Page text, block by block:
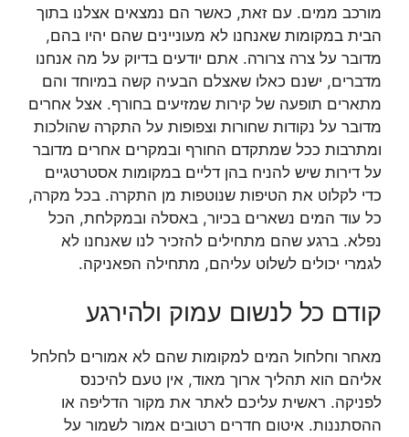
מורכב ממים. עם זאת, כאשר הם נמצאים אצלנו בתוך
הבית במקומות שאנחנו לא מעוניינים שהם יהיו בהם,
מדובר על צרה צרורה. אתם יודעים בדיוק על מה אנחנו
מדברים, ישנם כאלו שאצלם הבעיה קשה במיוחד והם
מתארים תופעה של קירות שמזיעים בחורף. אצל אחרים
מדובר על נקודות שחורות וצפופות על התקרה שהולכות
ומתרבות ככל שמתקדם החורף ובמקרים אחרים מדובר
על דירות שיש להניח בהן דליים במקומות אסטרטגיים
כדי לקלוט את הטיפות שנוטפות מן התקרה. בכל מקרה,
כל עוד המים נשארים בכיור, באסלה ובמקלחת, הכל
נפלא. ברגע שהם מתחילים להזכיר לנו שאנחנו לא
לגמרי יכולים לשלוט עליהם, מתחילה הפאניקה.
קודם כל לנשום עמוק ולהירגע
מאחר וחלחול המים למקומות שהם לא אמורים לחלחל
אליהם הוא תהליך ארוך מאוד, אין טעם להיכנס
לפניקה. ראשית עליכם לאתר את מקור הדליפה או
ההסתננות. איטום חדרים רטובים אמור לשמור על